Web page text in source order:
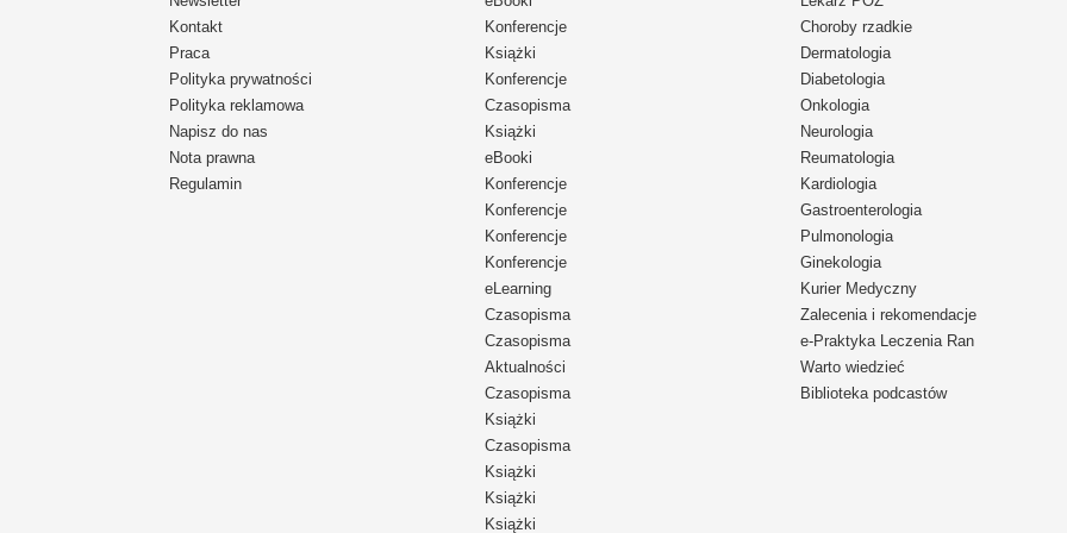
Kontakt
Praca
Polityka prywatności
Polityka reklamowa
Napisz do nas
Nota prawna
Regulamin
Konferencje
Książki
Konferencje
Czasopisma
Książki
eBooki
Konferencje
Konferencje
Konferencje
Konferencje
eLearning
Czasopisma
Czasopisma
Aktualności
Czasopisma
Książki
Czasopisma
Książki
Książki
Książki
Choroby rzadkie
Dermatologia
Diabetologia
Onkologia
Neurologia
Reumatologia
Kardiologia
Gastroenterologia
Pulmonologia
Ginekologia
Kurier Medyczny
Zalecenia i rekomendacje
e-Praktyka Leczenia Ran
Warto wiedzieć
Biblioteka podcastów